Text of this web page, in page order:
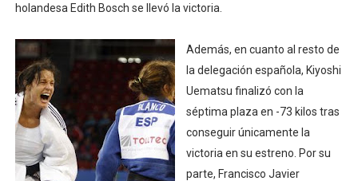
holandesa Edith Bosch se llevó la victoria.
Además, en cuanto al resto de
la delegación española, Kiyoshi
Uematsu finalizó con la
séptima plaza en -73 kilos tras
conseguir únicamente la
victoria en su estreno. Por su
parte, Francisco Javier